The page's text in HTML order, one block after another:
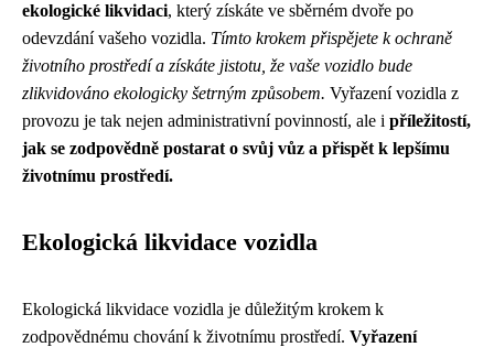
ekologické likvidaci, který získáte ve sběrném dvoře po
odevzdání vašeho vozidla. Tímto krokem přispějete k ochraně
životního prostředí a získáte jistotu, že vaše vozidlo bude
zlikvidováno ekologicky šetrným způsobem. Vyřazení vozidla z
provozu je tak nejen administrativní povinností, ale i příležitostí,
jak se zodpovědně postarat o svůj vůz a přispět k lepšímu
životnímu prostředí.
Ekologická likvidace vozidla
Ekologická likvidace vozidla je důležitým krokem k
zodpovědnému chování k životnímu prostředí. Vyřazení